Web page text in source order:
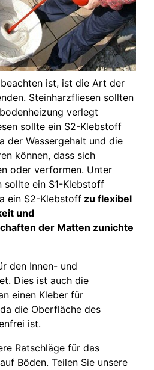
ist, ist die Art der
Steinharzfliesen sollten
verlegt
sollte ein S2-Klebstoff
der Wassergehalt und die
können, dass sich
oder verformen. Unter
sollte ein S1-Klebstoff
ein S2-Klebstoff zu flexibel
und
der Matten zunichte
den Innen- und
Dies ist auch die
einen Kleber für
die Oberfläche des
ist.
Ratschläge für das
Böden. Teilen Sie unsere